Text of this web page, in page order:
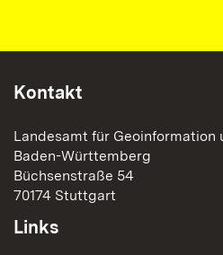
Kontakt
Landesamt für
Baden-Württemberg
Büchsenstraße 54
70174 Stuttgart
Links